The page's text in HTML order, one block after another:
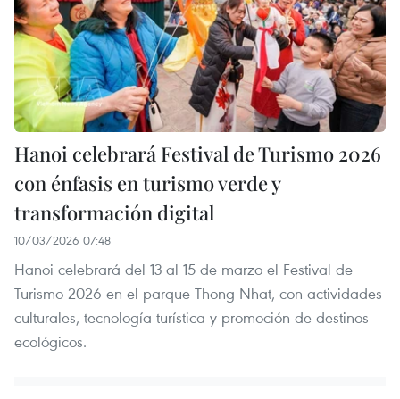
Hanoi celebrará Festival de Turismo 2026
con énfasis en turismo verde y
transformación digital
10/03/2026 07:48
Hanoi celebrará del 13 al 15 de marzo el Festival de
Turismo 2026 en el parque Thong Nhat, con actividades
culturales, tecnología turística y promoción de destinos
ecológicos.